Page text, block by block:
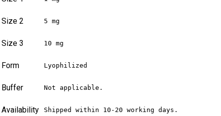
Size 2 5 mg
Size 3 10 mg
Form Lyophilized
Buffer Not applicable.
Availability Shipped within 10-20 working days.